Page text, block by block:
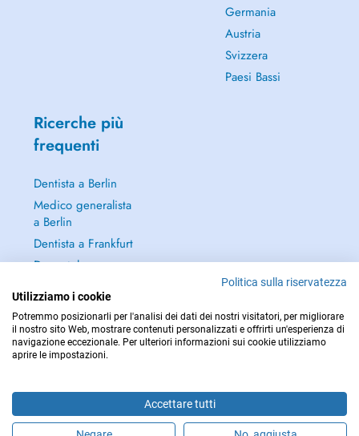
Germania
Austria
Svizzera
Paesi Bassi
Ricerche più
frequenti
Dentista a Berlin
Medico generalista
a Berlin
Dentista a Frankfurt
Dermatologo a
Continua a leggere
→
PER LE URGENZE, CONSULTARE : 112
Copyright © 2026 - DOCTENA Germany GmbH Kurfürstendamm 14, 10719
Politica sulla riservatezza
Utilizziamo i cookie
Potremmo posizionarli per l'analisi dei dati dei nostri visitatori, per migliorare
il nostro sito Web, mostrare contenuti personalizzati e offrirti un'esperienza di
navigazione eccezionale. Per ulteriori informazioni sui cookie utilizziamo
aprire le impostazioni.
Accettare tutti